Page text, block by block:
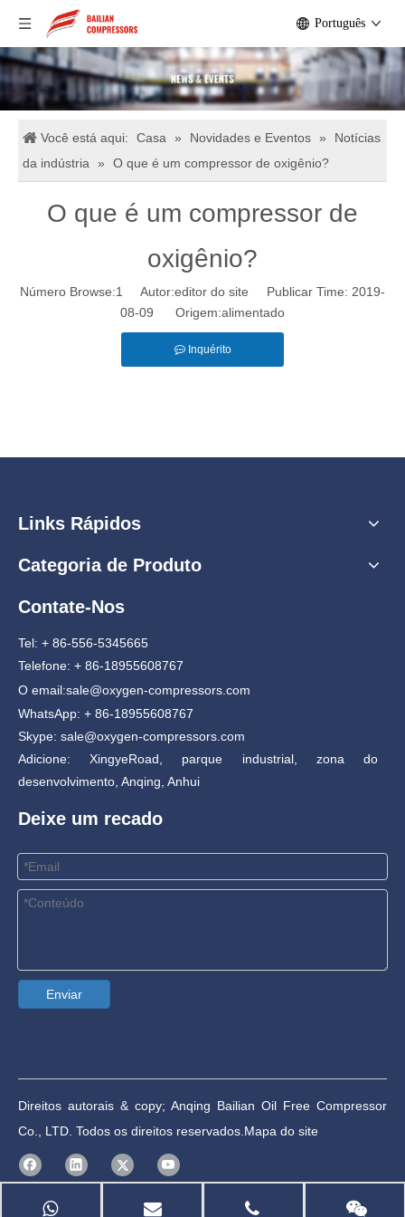
Português
Você está aqui: Casa » Novidades e Eventos »
Notícias
da indústria
» O que é um compressor de oxigênio?
O que é um compressor de
oxigênio?
Número Browse:1
Autor:editor do site Publicar Time: 2019-
08-09 Origem:alimentado
Inquérito
Links Rápidos
Categoria de Produto
Contate-Nos
Tel: + 86-556-5345665
Telefone: + 86-18955608767
O email:sale@oxygen-compressors.com
WhatsApp: + 86-18955608767
Skype: sale@oxygen-compressors.com
Adicione: XingyeRoad, parque industrial, zona do
desenvolvimento, Anqing, Anhui
Deixe um recado
Enviar
Direitos autorais & copy; Anqing Bailian Oil Free Compressor
Co., LTD. Todos os direitos reservados. Mapa do site